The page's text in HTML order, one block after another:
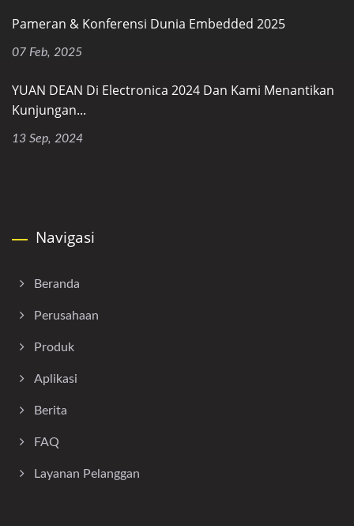
Pameran & Konferensi Dunia Embedded 2025
07 Feb, 2025
YUAN DEAN Di Electronica 2024 Dan Kami Menantikan
Kunjungan...
13 Sep, 2024
Navigasi
Beranda
Perusahaan
Produk
Aplikasi
Berita
FAQ
Layanan Pelanggan